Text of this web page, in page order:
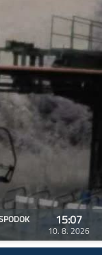
15:07
10. 8. 2026